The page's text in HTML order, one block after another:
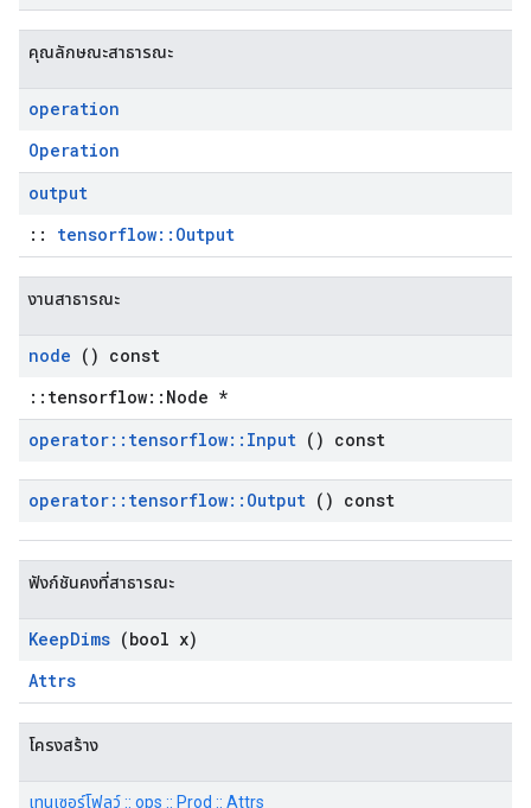
คุณลักษณะสาธารณะ
operation
Operation
output
:: tensorflow::Output
งานสาธารณะ
node () const
::tensorflow::Node *
operator:: tensorflow:: Input () const
operator:: tensorflow:: Output () const
ฟังก์ชันคงที่สาธารณะ
KeepDims (bool x)
Attrs
โครงสร้าง
เทนเซอร์โฟลว์ :: ops :: Prod :: Attrs